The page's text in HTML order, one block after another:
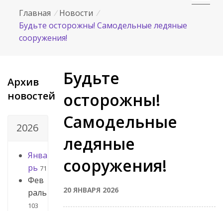
Главная / Новости /
Будьте осторожны! Самодельные ледяные
сооружения!
Архив
новостей
2026
Янва
рь 71
Фев
раль
103
Будьте
осторожны!
Самодельные
ледяные
сооружения!
20 ЯНВАРЯ 2026